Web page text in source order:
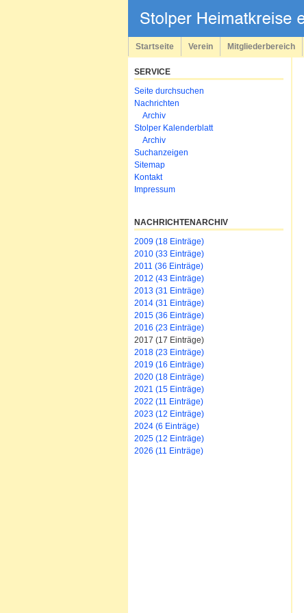
überspringen
Startseite Verein Mitgliederbereich
SERVICE
Navigation
überspringen
Seite durchsuchen
Nachrichten
Archiv
Stolper Kalenderblatt
Archiv
Suchanzeigen
Sitemap
Kontakt
Impressum
NACHRICHTENARCHIV
2009 (18 Einträge)
2010 (33 Einträge)
2011 (36 Einträge)
2012 (43 Einträge)
2013 (31 Einträge)
2014 (31 Einträge)
2015 (36 Einträge)
2016 (23 Einträge)
2017 (17 Einträge)
2018 (23 Einträge)
2019 (16 Einträge)
2020 (18 Einträge)
2021 (15 Einträge)
2022 (11 Einträge)
2023 (12 Einträge)
2024 (6 Einträge)
2025 (12 Einträge)
2026 (11 Einträge)